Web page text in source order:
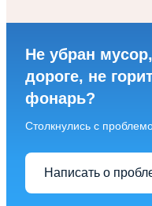
Не убран
дороге, не
фонарь?
Столкнулись с
Написать о